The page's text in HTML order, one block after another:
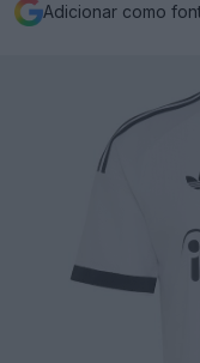
Adicionar como